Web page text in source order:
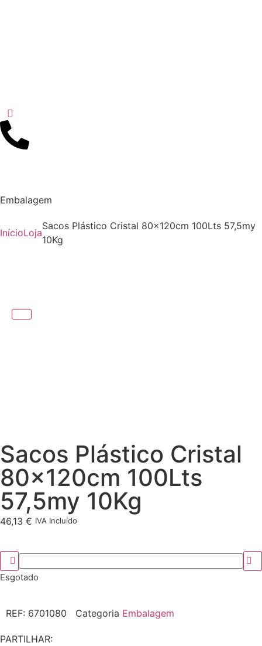
Embalagem
InícioLoja
Sacos Plástico Cristal 80x120cm 100Lts 57,5my
10Kg
Sacos Plástico Cristal
80x120cm 100Lts
57,5my 10Kg
46,13 € IVA Incluído
Esgotado
REF: 6701080 Categoria Embalagem
PARTILHAR: